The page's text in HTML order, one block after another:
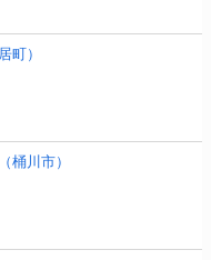
町）
桶川市）